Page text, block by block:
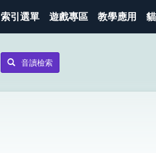
索引選單 遊戲專區 教學應用
音讀檢索